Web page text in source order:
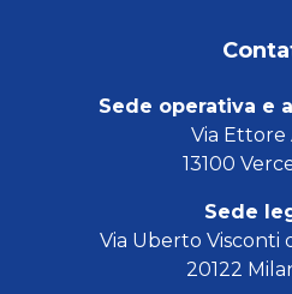
Sede operativa e
Via Ettore
13100
Sede
Via Uberto Visconti
20122